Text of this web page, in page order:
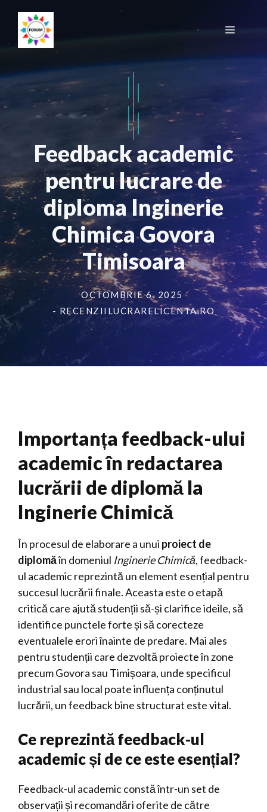
conținut
Meniu
Feedback academic
pentru lucrare de
diploma Inginerie
Chimica Govora
Timisoara
OCTOMBRIE 6, 2025
- RECENZIILUCRARELICENTA.RO
Importanța feedback-ului
academic în redactarea
lucrării de diplomă la
Inginerie Chimică
În procesul de elaborare a unui proiect de
diplomăîn domeniul Inginerie Chimică, feedback-
ul academic reprezintă un element esențial pentru
succesul lucrării finale. Aceasta este o etapă
critică care ajută studenții să-și clarifice ideile, să
identifice punctele forte și să corecteze
eventualele erori înainte de predare. Mai ales
pentru studenții care dezvoltă proiecte în zone
precum Govora sau Timișoara, unde specificul
industrial sau local poate influența conținutul
lucrării, un feedback bine structurat este vital.
Ce reprezintă feedback-ul
academic și de ce este esențial?
Feedback-ul academic constă într-un set de
observații și recomandări oferite de către